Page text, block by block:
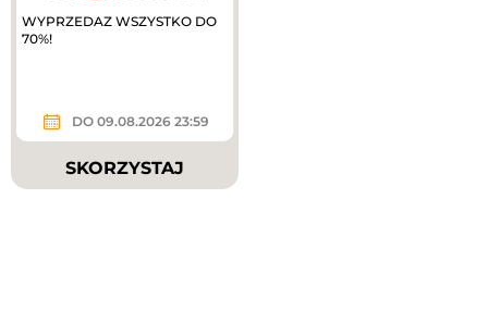
WYPRZEDAZ WSZYSTKO DO
70%!
DO 09.08.2026 23:59
SKORZYSTAJ